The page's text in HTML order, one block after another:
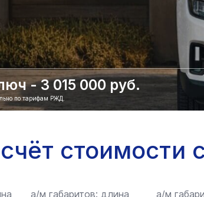
- 3 015 000 руб.
по тарифам РЖД.
стоимости
а/м габаритов: длина
а/м